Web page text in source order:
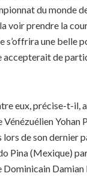
du monde
voir prendre la
une belle
accepterait de
eux, précise-t-
de son dernier
Pina (Mexique)
Dominicain Damian